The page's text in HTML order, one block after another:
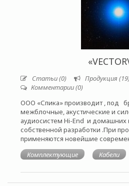
Статьи (0) Продукция
Комментарии (0)
ООО «Спика» производит , под
межблочные, акустические и
аудиосистем Hi-End и домашних
собственной разработки .При
применяются новейшие
Комплектующие
Кабели